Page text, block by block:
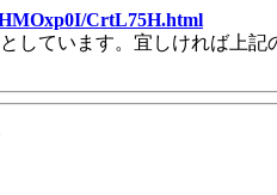
CrtL75H.html
しています。宜しければ上